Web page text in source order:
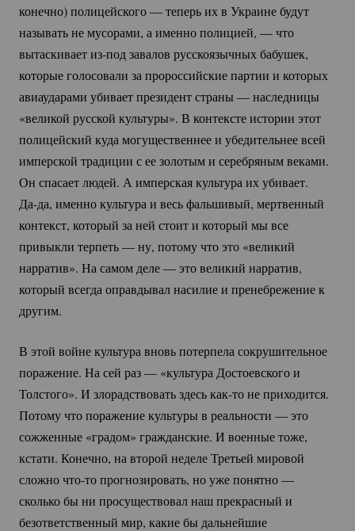
конечно) полицейского — теперь их в Украине будут
называть не мусорами, а именно полицией, — что
вытаскиваетиз-подзавалов русскоязычных бабушек,
которые голосовали за пророссийские партии и которых
авиаударами убивает президент страны — наследницы
«великой русской культуры». В контексте истории этот
полицейский куда могущественнее и убедительнее всей
имперской традиции с ее золотым и серебряным веками.
Он спасает людей. А имперская культура их убивает.
Да-да, именно культура и весь фальшивый, мертвенный
контекст, который за ней стоит и который мы все
привыкли терпеть — ну, потому что это «великий
нарратив». На самом деле — это великий нарратив,
который всегда оправдывал насилие и пренебрежение к
другим.
В этой войне культура вновь потерпела сокрушительное
поражение. На сей раз — «культура Достоевского и
Толстого». И злорадствовать здеськак-тоне приходится.
Потому что поражение культуры в реальности — это
сожженные «градом» гражданские. И военные тоже,
кстати. Конечно, на второй неделе Третьей мировой
сложночто-топрогнозировать, но уже понятно —
сколько бы ни просуществовал наш прекрасный и
безответственный мир, какие бы дальнейшие